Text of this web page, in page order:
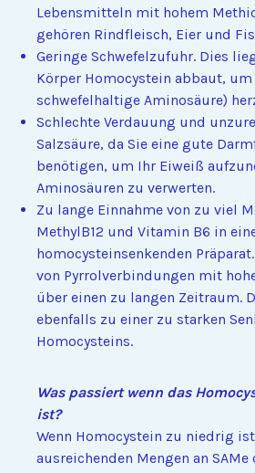
Lebensmitteln mit hohem
gehören Rindfleisch, Eier und
Geringe Schwefelzufuhr. Dies
Körper Homocystein abbaut, um
schwefelhaltige Aminosäure)
Schlechte Verdauung und
Salzsäure, da Sie eine gute
benötigen, um Ihr Eiweiß
Aminosäuren zu verwerten.
Zu lange Einnahme von zu viel
MethylB12 und Vitamin B6 in
homocysteinsenkenden
von Pyrrolverbindungen mit
über einen zu langen Zeitraum.
ebenfalls zu einer zu starken
Homocysteins.
Was passiert wenn das
ist?
Wenn Homocystein zu niedrig
ausreichenden Mengen an SAMe